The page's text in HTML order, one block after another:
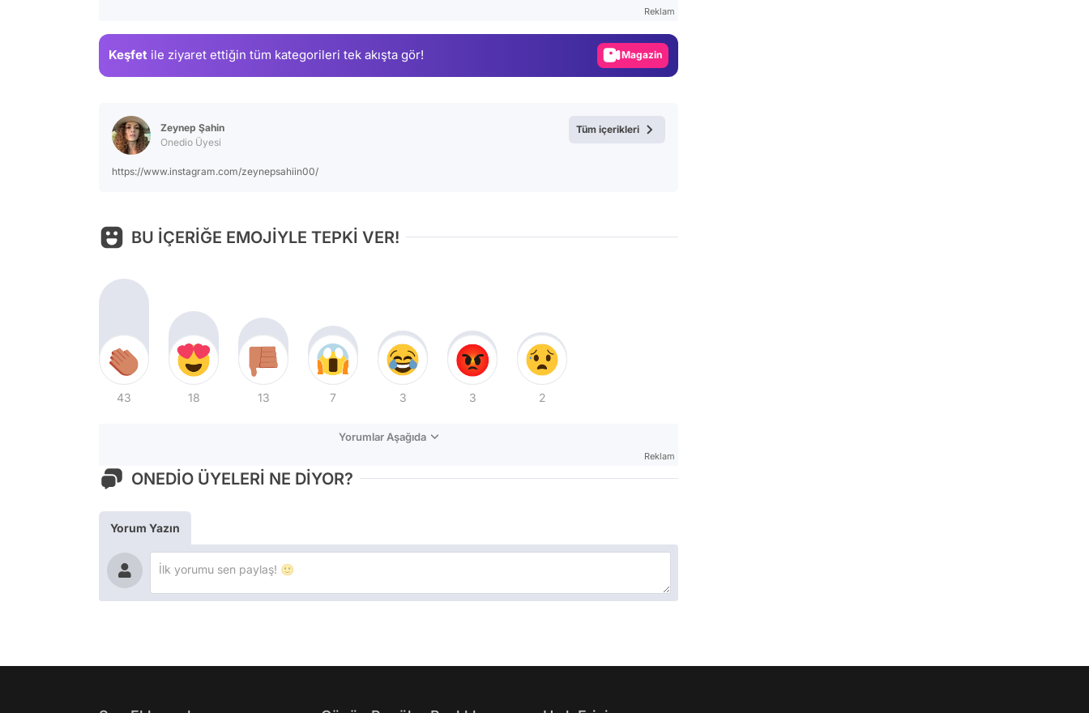
Reklam
Keşfet ile ziyaret ettiğin tüm kategorileri tek akışta gör!
Gündem
Magazin
Video
Zeynep Şahin
Onedio Üyesi
https://www.instagram.com/zeynepsahiin00/
Tüm içerikleri
BU İÇERİĞE EMOJİYLE TEPKİ VER!
43 18 13 7 3 3 2
Yorumlar Aşağıda
Reklam
ONEDİO ÜYELERİ NE DİYOR?
Yorum Yazın